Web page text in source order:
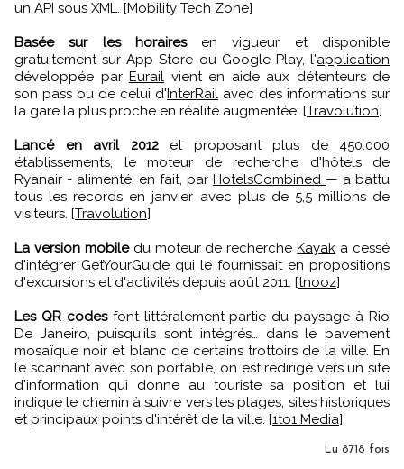
un API sous XML. [Mobility Tech Zone]
Basée sur les horaires en vigueur et disponible
gratuitement sur App Store ou Google Play, l'application
développée par Eurail vient en aide aux détenteurs de
son pass ou de celui d'InterRail avec des informations sur
la gare la plus proche en réalité augmentée. [Travolution]
Lancé en avril 2012 et proposant plus de 450.000
établissements, le moteur de recherche d'hôtels de
Ryanair - alimenté, en fait, par HotelsCombined — a battu
tous les records en janvier avec plus de 5,5 millions de
visiteurs. [Travolution]
La version mobile du moteur de rechercheKayak a cessé
d'intégrer GetYourGuide qui le fournissait en propositions
d'excursions et d'activités depuis août 2011. [tnooz]
Les QR codes font littéralement partie du paysage à Rio
De Janeiro, puisqu'ils sont intégrés… dans le pavement
mosaïque noir et blanc de certains trottoirs de la ville. En
le scannant avec son portable, on est redirigé vers un site
d'information qui donne au touriste sa position et lui
indique le chemin à suivre vers les plages, sites historiques
et principaux points d'intérêt de la ville. [1to1 Media]
Lu 8718 fois